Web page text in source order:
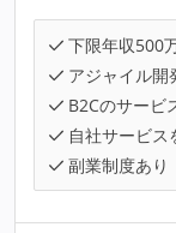
下限年収500
アジャイル開
B2Cのサービ
自社サービス
副業制度あり